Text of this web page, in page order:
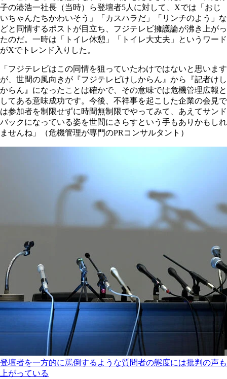
子の港浩一社長（当時）ら登壇者5人に対して、Xでは「おじ
いちゃんたちかわいそう」「カスハラだ」「リンチのよう」な
どと同情するポストが目立ち、フジテレビ擁護論が沸き上がっ
たのだ。一時は「トイレ休憩」「トイレ大丈夫」というワード
がXでトレンド入りした。
「フジテレビはこの同情を狙っていたわけではないと思います
が、世間の風向きが『フジテレビけしからん』から『記者けし
からん』になったことは確かで、その意味では危機管理広報と
してある意味成功です。今後、不祥事を起こした企業の会見で
は参加者を制限せずに時間無制限でやってみて、あえてサンド
バックになっている姿を世間にさらすという手もありかもしれ
ませんね」（危機管理が専門のPRコンサルタント）
登壇者を一方的に罵倒するような質問者の態度には批判の声も
上がっている